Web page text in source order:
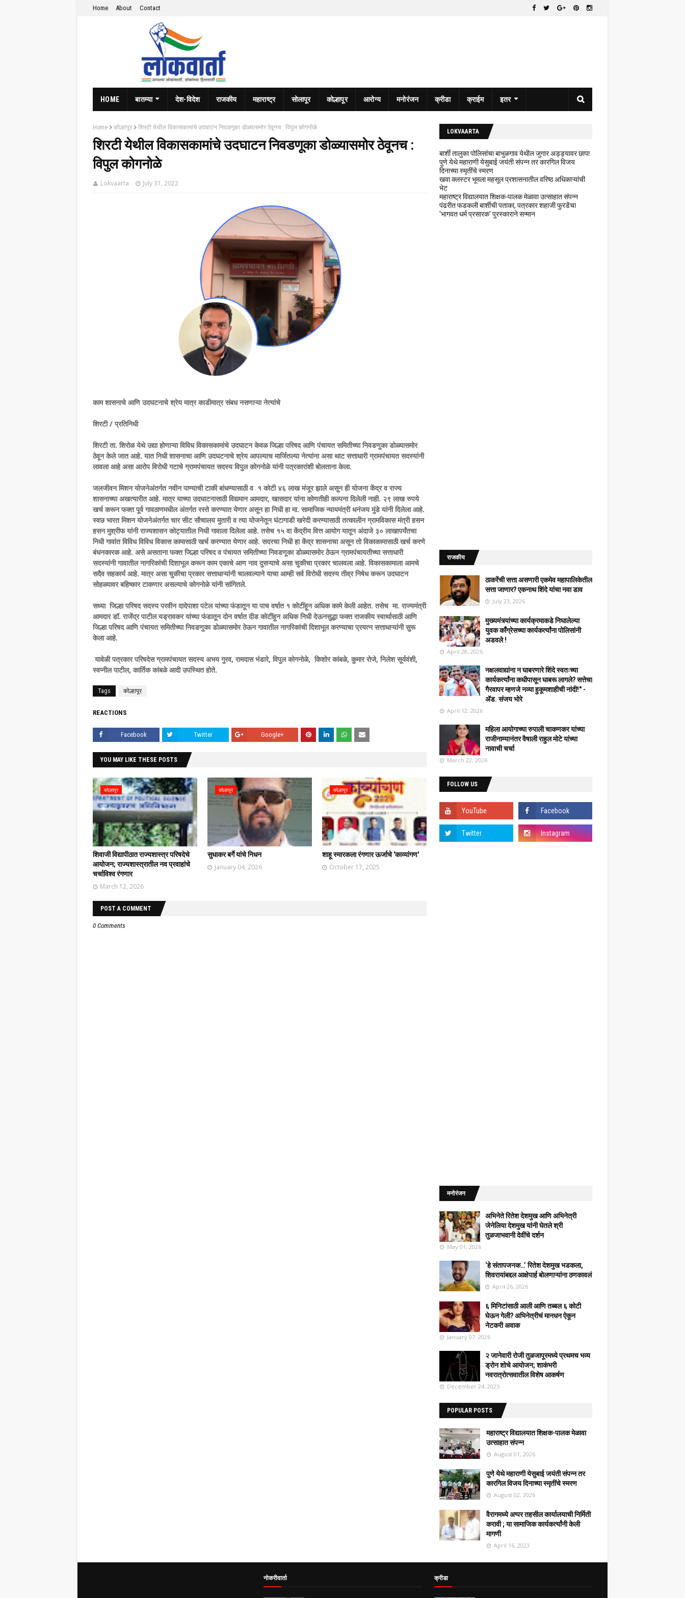
Home About Contact
HOME बातम्या देश-विदेश राजकीय महाराष्ट्र सोलापूर कोल्हापूर आरोग्य मनोरंजन क्रीडा क्राईम इतर
Home कोल्हापूर शिरटी येथील विकासकामांचे उदघाटन निवडणूका डोळ्यासमोर ठेवूनच : विपुल कोगनोळे
शिरटी येथील विकासकामांचे उदघाटन निवडणूका डोळ्यासमोर ठेवूनच :
विपुल कोगनोळे
Lokvaarta July 31, 2022
काम शासनाचे आणि उदघटनाचे श्रेय मात्र काडीमात्र संबध नसणाऱ्या नेत्यांचे
शिरटी / प्रतिनिधी
शिरटी ता. शिरोळ येथे उद्या होणाऱ्या विविध विकासकामांचे उदघाटन केवळ जिल्हा परिषद आणि पंचायत समितीच्या निवडणुका डोळ्यासमोर
ठेवून केले जात आहे. यात निधी शासनाचा आणि उदघटनाचे श्रेय आपल्याच मार्जितल्या नेत्यांना असा थाट सत्ताधारी ग्रामपंचायत सदस्यांनी
लावला आहे असा आरोप विरोधी गटाचे ग्रामपंचायत सदस्य विपुल कोगनोळे यांनी पत्रकारांशी बोलताना केला.
जलजीवन मिशन योजनेअंतर्गत नवीन पाण्याची टाकी बांधण्यासाठी व १ कोटी ४६ लाख मंजूर झाले असून ही योजना केंद्र व राज्य
शासनाच्या अखत्यारीत आहे. मात्र याच्या उदघाटनासाठी विद्यमान आमदार, खासदार यांना कोणतीही कल्पना दिलेली नाही. २९ लाख रुपये
खर्च करून फक्त पूर्व गावठाणमधील अंतर्गत रस्ते करण्यात येणार असून हा निधी हा मा. सामाजिक न्यायमंत्री धनंजय मुंडे यांनी दिलेला आहे.
स्वछ भारत मिशन योजनेअंतर्गत चार सीट सौचालय मुतारी व त्या योजनेतून घंटागाडी खरेदी करण्यासाठी तत्कालीन ग्रामविकास मंत्री हसन
हसन मुश्रीफ यांनी राज्यशासन कोट्यातील निधी गावाला दिलेला आहे. तसेच १५ वा केंद्रीय वित्त आयोग यातून अंदाजे ३० लाखापर्यंतचा
निधी गावांत विविध विविध विकास कामासाठी खर्च करण्यात येणार आहे. सदरचा निधी हा केंद्र शासनाचा असून तो विकाकामासाठी खर्च करणे
बंधनकारक आहे. असे असताना फक्त जिल्हा परिषद व पंचायत समितीच्या निवडणूका डोळ्यासमोर ठेऊन ग्रामपंचायतीच्या सत्ताधारी
सदस्यांनी गावातील नागरिकांची दिशाभूल करून काम एकाचे आण नाव दुसऱ्याचे असा चुकीचा प्रकार चालवला आहे. विकासकामाला आमचे
सदैव सहकार्य आहे. मात्र असा चुकीचा प्रकार सत्ताधाऱ्यांनी चालवल्याने याचा आम्ही सर्व विरोधी सदस्य तीव्र निषेध करून उदघाटन
सोहळ्यावर बहिष्कार टाकणार असल्याचे कोगनोळे यांनी सांगितले.
सध्या जिल्हा परिषद सदस्य परवीन दादेपाशा पटेल यांच्या फंडातून या पाच वर्षात १ कोटींहून अधिक कामे केली आहेत. तसेच मा. राज्यमंत्री
आमदार डॉ. राजेंद्र पाटील यड्रावकर यांच्या फंडातून दोन वर्षात दीड कोटींहून अधिक निधी देऊनसुद्धा फक्त राजकीय स्वार्थासाठी आणि
जिल्हा परिषद आणि पंचायत समितीच्या निवडणुका डोळ्यासमोर ठेऊन गावातील नागरिकांची दिशाभूल करण्याचा प्रयत्न सत्ताधाऱ्यांनी सुरू
केला आहे.
यावेळी पत्रकार परिषदेस ग्रामपंचायत सदस्य अभय गुरव, रामदास भंडारे, विपुल कोगनोळे, किशोर कांबळे, कुमार रोजे, निलेश सूर्यवंशी,
स्वप्नील पाटील, कार्तिक कांबळे आदी उपस्थित होते.
Tags कोल्हापूर
REACTIONS
Facebook Twitter Google+
YOU MAY LIKE THESE POSTS
कोल्हापूर
शिवाजी विद्यापीठात राज्यशास्त्र परिषदेचे
आयोजन; राज्यशास्त्रातील नव प्रवाहांचे
चर्चाविश्व रंगणार
March 12, 2026
कोल्हापूर
सुधाकर बर्गे यांचे निधन
January 04, 2026
कोल्हापूर
शाहू स्मारकला रंगणार ऊर्जाचे 'काव्यांगण'
October 17, 2025
POST A COMMENT
0 Comments
LOKVAARTA
बार्शी तालुका पोलिसांचा बाभुळगाव येथील जुगार अड्ड्यावर छापा
पुणे येथे महाराणी येसुबाई जयंती संपन्न तर कारगिल विजय
दिनाच्या स्मृतींचे स्मरण
खवा क्लस्टर भूमला महसूल प्रशासनातील वरिष्ठ अधिकाऱ्यांची
भेट
महाराष्ट्र विद्यालयात शिक्षक-पालक मेळावा उत्साहात संपन्न
पंढरीत फडकली बार्शीची पताका, पत्रकार शहाजी फुरडेंचा
'भागवत धर्म प्रसारक' पुरस्काराने सन्मान
राजकीय
ठाकरेंची सत्ता असणारी एकमेव महापालिकेतील
सत्ता जाणार? एकनाथ शिंदे यांचा नवा डाव
July 23, 2026
मुख्यमंत्र्यांच्या कार्यक्रमाकडे निघालेल्या
युवक काँग्रेसच्या कार्यकर्त्यांना पोलिसांनी
अडवले !
April 28, 2026
नक्षलवाद्यांना न घाबरणारे शिंदे स्वतःच्या
कार्यकर्त्यांना कधीपासून घाबरू लागले? सत्तेचा
गैरवापर म्हणजे नव्या हुकूमशाहीची नांदी!" -
ॲड. संजय भोरे
April 12, 2026
महिला आयोगाच्या रुपाली चाकणकर यांच्या
राजीनाम्यानंतर वैषाली राहुल मोटे यांच्या
नावाची चर्चा
March 22, 2026
FOLLOW US
मनोरंजन
अभिनेते रितेश देशमुख आणि अभिनेत्री
जेनेलिया देशमुख यांनी घेतले श्री
तुळजाभवानी देवींचे दर्शन
May 01, 2026
‘हे संतापजनक…’ रितेश देशमुख भडकला,
शिवरायांबद्दल आक्षेपार्ह बोलणाऱ्यांना ठणकावलं
April 26, 2026
६ मिनिटांसाठी आली आणि तब्बल ६ कोटी
घेऊन गेली? अभिनेत्रीचं मानधन ऐकून
नेटकरी अवाक
January 07, 2026
२ जानेवारी रोजी तुळजापूरमध्ये प्रथमच भव्य
ड्रोन शोचे आयोजन; शाकंभरी
नवरात्रोत्सवातील विशेष आकर्षण
December 24, 2025
POPULAR POSTS
महाराष्ट्र विद्यालयात शिक्षक-पालक मेळावा
उत्साहात संपन्न
August 01, 2026
पुणे येथे महाराणी येसुबाई जयंती संपन्न तर
कारगिल विजय दिनाच्या स्मृतींचे स्मरण
August 02, 2026
वैरागमध्ये अप्पर तहसील कार्यालयाची निर्मिती
करावी ; या सामाजिक कार्यकर्त्यांनी केली
मागणी
April 16, 2023
नोकरीवार्ता क्रीडा